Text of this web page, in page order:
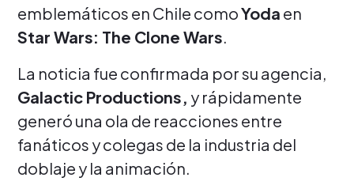
emblemáticos en Chile comoYoda en
Star Wars: The Clone Wars.
La noticia fue confirmada por su agencia,
Galactic Productions, y rápidamente
generó una ola de reacciones entre
fanáticos y colegas de la industria del
doblaje y la animación.